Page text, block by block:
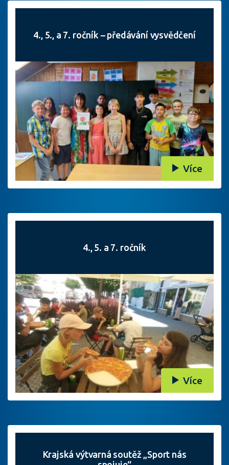
4., 5., a 7. ročník – předávání vysvědčení
Více
4., 5. a 7. ročník
Více
Krajská výtvarná soutěž „Sport nás